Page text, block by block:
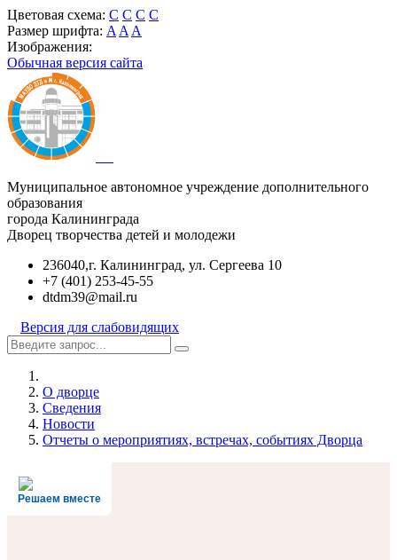
Цветовая схема: C C C C
Размер шрифта: A A A
Изображения:
Обычная версия сайта
Муниципальное автономное учреждение дополнительного
образования
города Калининграда
Дворец творчества детей и молодежи
236040,г. Калининград, ул. Сергеева 10
+7 (401) 253-45-55
dtdm39@mail.ru
Версия для слабовидящих
О дворце
Сведения
Новости
Отчеты о мероприятиях, встречах, событиях Дворца
Решаем вместе